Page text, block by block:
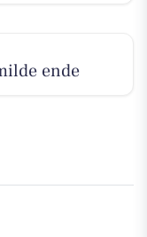
ende